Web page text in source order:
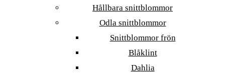
Hållbara snittblommor
Odla snittblommor
Snittblommor frön
Blåklint
Dahlia